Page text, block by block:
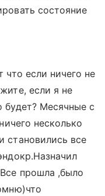
состояние
что если ничего не
если я не
будет? Месячные с
несколько
становились все
прошла ,было